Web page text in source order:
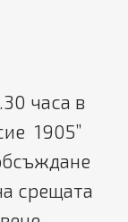
часа в
1905”
срещата